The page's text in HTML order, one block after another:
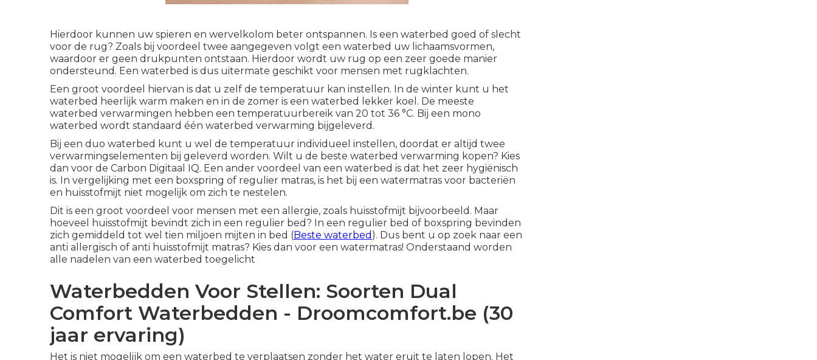
Hierdoor kunnen uw spieren en wervelkolom beter ontspannen. Is een waterbed goed of slecht
voor de rug? Zoals bij voordeel twee aangegeven volgt een waterbed uw lichaamsvormen,
waardoor er geen drukpunten ontstaan. Hierdoor wordt uw rug op een zeer goede manier
ondersteund. Een waterbed is dus uitermate geschikt voor mensen met rugklachten.
Een groot voordeel hiervan is dat u zelf de temperatuur kan instellen. In de winter kunt u het
waterbed heerlijk warm maken en in de zomer is een waterbed lekker koel. De meeste
waterbed verwarmingen hebben een temperatuurbereik van 20 tot 36 °C. Bij een mono
waterbed wordt standaard één waterbed verwarming bijgeleverd.
Bij een duo waterbed kunt u wel de temperatuur individueel instellen, doordat er altijd twee
verwarmingselementen bij geleverd worden. Wilt u de beste waterbed verwarming kopen? Kies
dan voor de Carbon Digitaal IQ. Een ander voordeel van een waterbed is dat het zeer hygiënisch
is. In vergelijking met een boxspring of regulier matras, is het bij een watermatras voor bacteriën
en huisstofmijt niet mogelijk om zich te nestelen.
Dit is een groot voordeel voor mensen met een allergie, zoals huisstofmijt bijvoorbeeld. Maar
hoeveel huisstofmijt bevindt zich in een regulier bed? In een regulier bed of boxspring bevinden
zich gemiddeld tot wel tien miljoen mijten in bed (Beste waterbed ). Dus bent u op zoek naar een
anti allergisch of anti huisstofmijt matras? Kies dan voor een watermatras! Onderstaand worden
alle nadelen van een waterbed toegelicht
Waterbedden Voor Stellen: Soorten Dual
Comfort Waterbedden - Droomcomfort.be (30
jaar ervaring)
Het is niet mogelijk om een waterbed te verplaatsen zonder het water eruit te laten lopen. Het